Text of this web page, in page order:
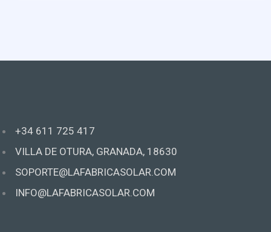
+34 611 725 417
VILLA DE OTURA, GRANADA, 18630
SOPORTE@LAFABRICASOLAR.COM
INFO@LAFABRICASOLAR.COM